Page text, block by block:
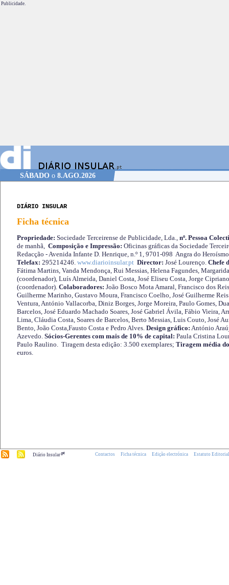
Publicidade.
SÁBADOo 8.AGO.2026
DIÁRIO INSULAR
Ficha técnica
Propriedade: Sociedade Terceirense de Publicidade, Lda., nº. Pessoa
de manhã, Composição e Impressão: Oficinas gráficas da Sociedade
Redacção - Avenida Infante D. Henrique, n.º 1, 9701-098 Angra do
Telefax: 295214246. www.diarioinsular.pt Director: José Lourenço. Chefe
Fátima Martins, Vanda Mendonça, Rui Messias, Helena Fagundes,
(coordenador), Luís Almeida, Daniel Costa, José Eliseu Costa, Jorge
(coordenador). Colaboradores: João Bosco Mota Amaral, Francisco dos
Guilherme Marinho, Gustavo Moura, Francisco Coelho, José Guilherme
Ventura, António Vallacorba, Diniz Borges, Jorge Moreira, Paulo Gomes,
Barcelos, José Eduardo Machado Soares, José Gabriel Ávila, Fábio Vieira,
Lima, Cláudia Costa, Soares de Barcelos, Berto Messias, Luis Couto, José
Bento, João Costa,Fausto Costa e Pedro Alves. Design gráfico: António
Azevedo. Sócios-Gerentes com mais de 10% de capital: Paula Cristina
Paulo Raulino. Tiragem desta edição: 3.500 exemplares; Tiragem média
euros.
Diário Insular.pt Contactos Ficha técnica Edição electrónica Estatuto Editorial